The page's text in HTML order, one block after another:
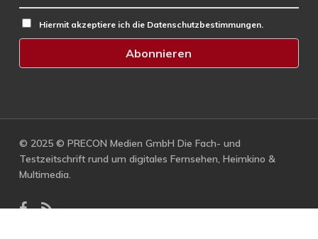
Hiermit akzeptiere ich die Datenschutzbestimmungen.
© 2025 © PRECON Medien GmbH Die Fach- und
Testzeitschrift rund um digitales Fernsehen, Heimkino &
Multimedia.
facebook
RSS